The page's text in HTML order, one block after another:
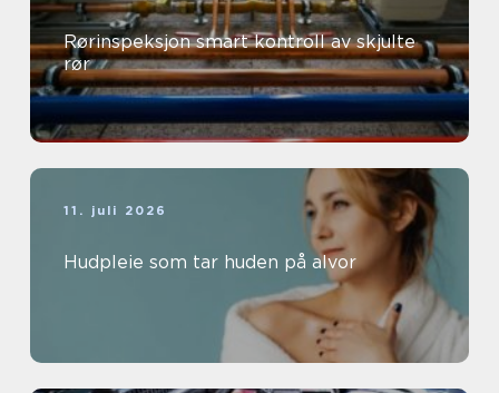
Rørinspeksjon smart kontroll av skjulte
rør
11. juli 2026
Hudpleie som tar huden på alvor